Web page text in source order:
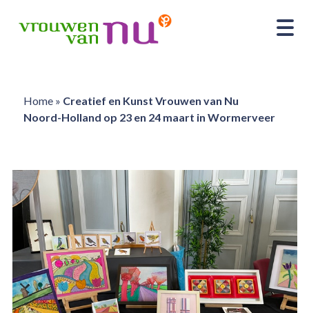
Home» Creatief en Kunst Vrouwen van Nu
Noord-Holland op 23 en 24 maart in Wormerveer